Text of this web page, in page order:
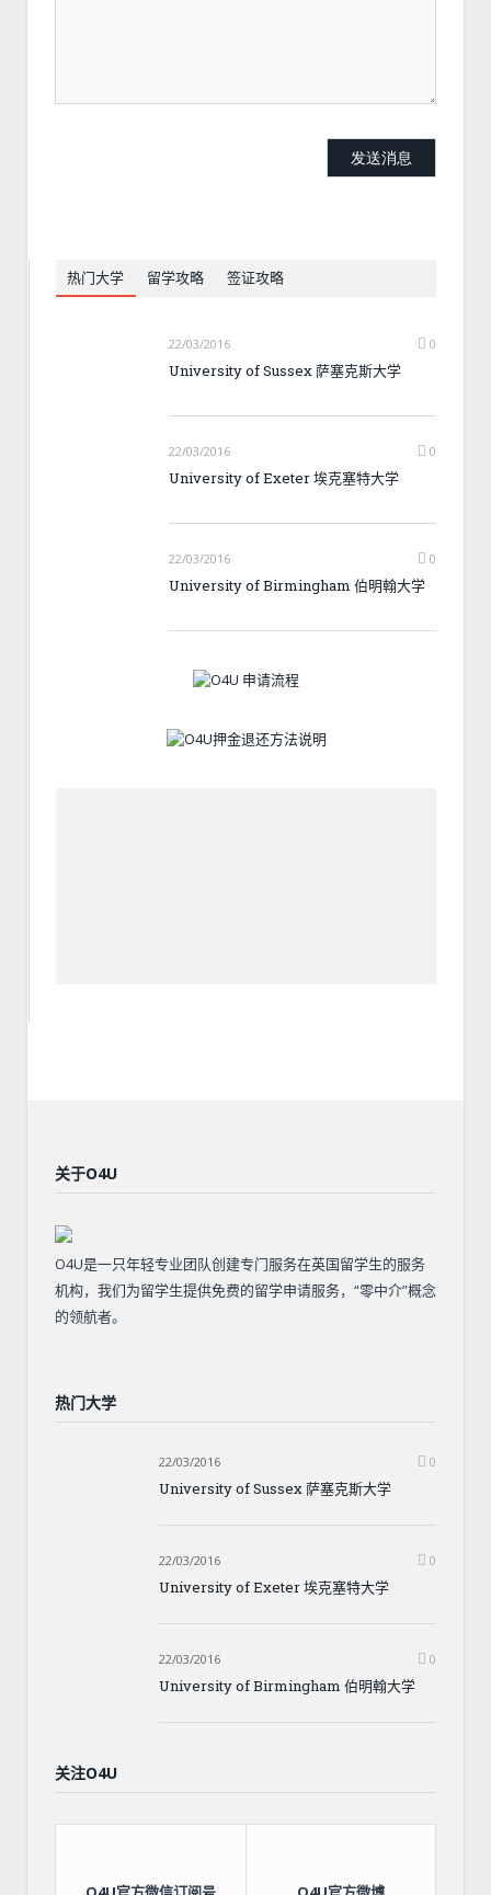
热门大学 留学攻略 签证攻略
22/03/2016 0
University of Sussex 萨塞克斯大学
22/03/2016 0
University of Exeter 埃克塞特大学
22/03/2016 0
University of Birmingham 伯明翰大学
关于O4U
O4U是一只年轻专业团队创建专门服务在英国留学生的服务
机构，我们为留学生提供免费的留学申请服务，“零中介”概念
的领航者。
热门大学
22/03/2016 0
University of Sussex 萨塞克斯大学
22/03/2016 0
University of Exeter 埃克塞特大学
22/03/2016 0
University of Birmingham 伯明翰大学
关注O4U